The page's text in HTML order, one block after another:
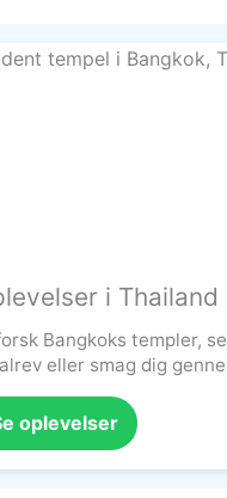
i Thailand
Bangkoks templer,
eller smag dig
oplevelser